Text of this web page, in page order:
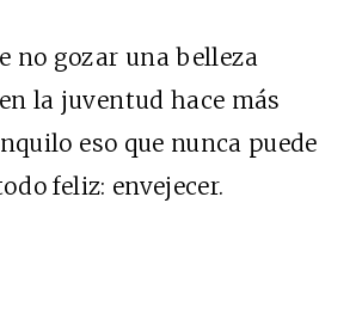
no gozar una belleza
la juventud hace más
eso que nunca puede
feliz: envejecer.